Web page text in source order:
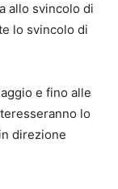
allo svincolo di
lo svincolo di
e fino alle
lo
direzione